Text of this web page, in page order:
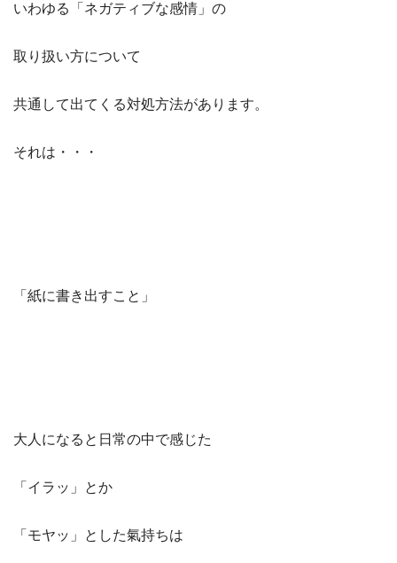
いわゆる「ネガティブな感情」の
取り扱い方について
共通して出てくる対処方法があります。
それは・・・
「紙に書き出すこと」
大人になると日常の中で感じた
「イラッ」とか
「モヤッ」とした氣持ちは